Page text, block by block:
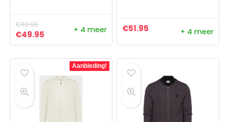
€99.95
Oorspronkelijke prijs was: €99.95.
€49.95 Huidige prijs is: €49.95.
+ 4 meer €51.95 + 4 meer
Aanbieding!